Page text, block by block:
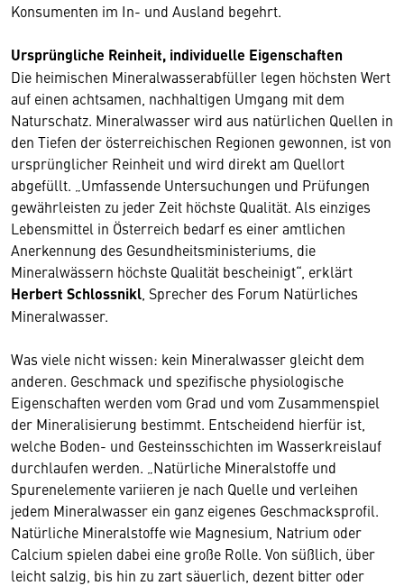
Konsumenten im In- und Ausland begehrt.
Ursprüngliche Reinheit, individuelle Eigenschaften
Die heimischen Mineralwasserabfüller legen höchsten Wert
auf einen achtsamen, nachhaltigen Umgang mit dem
Naturschatz. Mineralwasser wird aus natürlichen Quellen in
den Tiefen der österreichischen Regionen gewonnen, ist von
ursprünglicher Reinheit und wird direkt am Quellort
abgefüllt. „Umfassende Untersuchungen und Prüfungen
gewährleisten zu jeder Zeit höchste Qualität. Als einziges
Lebensmittel in Österreich bedarf es einer amtlichen
Anerkennung des Gesundheitsministeriums, die
Mineralwässern höchste Qualität bescheinigt“, erklärt
Herbert Schlossnikl , Sprecher des Forum Natürliches
Mineralwasser.
Was viele nicht wissen: kein Mineralwasser gleicht dem
anderen. Geschmack und spezifische physiologische
Eigenschaften werden vom Grad und vom Zusammenspiel
der Mineralisierung bestimmt. Entscheidend hierfür ist,
welche Boden- und Gesteinsschichten im Wasserkreislauf
durchlaufen werden. „Natürliche Mineralstoffe und
Spurenelemente variieren je nach Quelle und verleihen
jedem Mineralwasser ein ganz eigenes Geschmacksprofil.
Natürliche Mineralstoffe wie Magnesium, Natrium oder
Calcium spielen dabei eine große Rolle. Von süßlich, über
leicht salzig, bis hin zu zart säuerlich, dezent bitter oder